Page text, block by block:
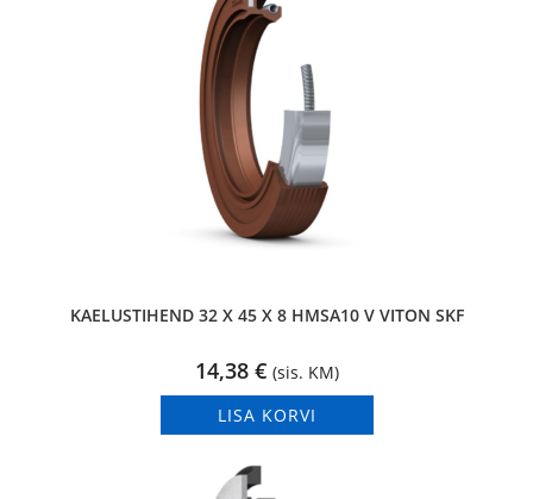
KAELUSTIHEND 32 X 45 X 8 HMSA10 V VITON SKF
14,38 € (sis. KM)
LISA KORVI